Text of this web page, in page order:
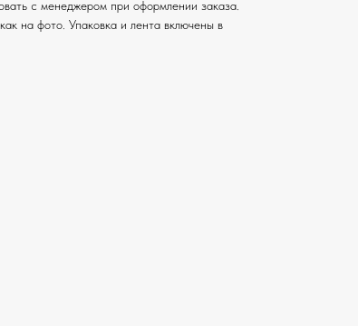
с менеджером при оформлении заказа.
на фото. Упаковка и лента включены в